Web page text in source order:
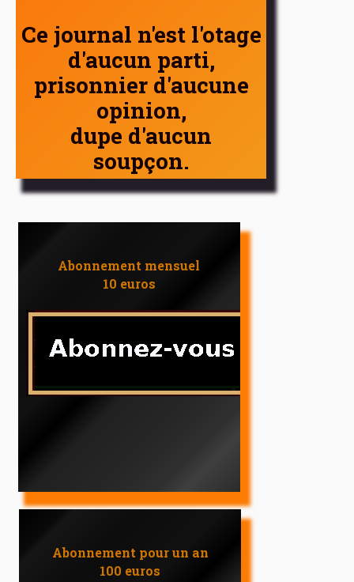
Ce journal n'est l'otage
d'aucun parti,
prisonnier d'aucune
opinion,
dupe d'aucun
soupçon.
Abonnement mensuel
10 euros
Abonnement pour un an
100 euros